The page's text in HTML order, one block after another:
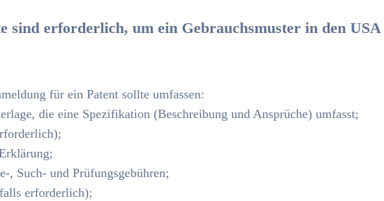
sind erforderlich, um ein Gebrauchsmuster in den USA
für ein Patent sollte umfassen:
die eine Spezifikation (Beschreibung und Ansprüche) umfasst;
, Such- und Prüfungsgebühren;
erforderlich);